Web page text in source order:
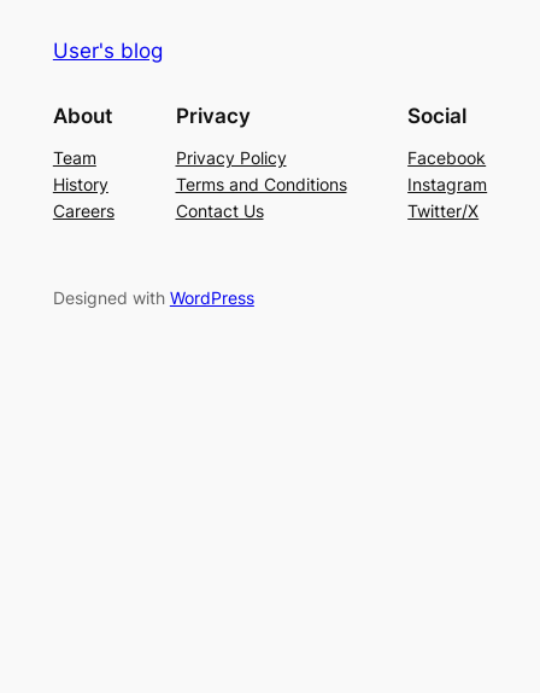
User's blog
About
Team
History
Careers
Privacy
Privacy Policy
Terms and Conditions
Contact Us
Social
Facebook
Instagram
Twitter/X
Designed with WordPress